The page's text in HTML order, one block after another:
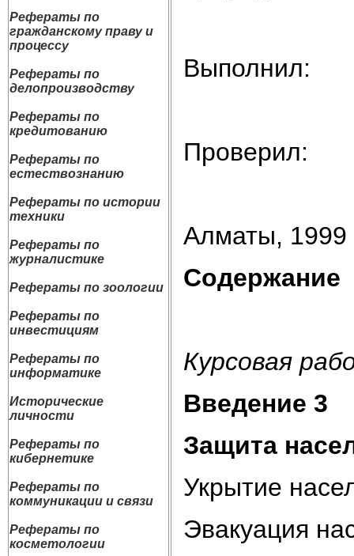
Рефераты по
гражданскому праву и
процессу
Рефераты по
делопроизводству
Рефераты по
кредитованию
Рефераты по
естествознанию
Рефераты по истории
техники
Рефераты по
журналистике
Рефераты по зоологии
Рефераты по
инвестициям
Рефераты по
информатике
Исторические
личности
Рефераты по
кибернетике
Рефераты по
коммуникации и связи
Рефераты по
косметологии
Выполнил:
Проверил:
Алматы, 1999
Содержание
Курсовая
Введение 3
Защита
Укрытие
Эвакуация